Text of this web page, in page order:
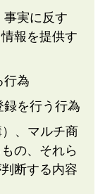
事実に反す
報を提供す
行為
録を行う行為
）、マルチ商
の、それら
断する内容